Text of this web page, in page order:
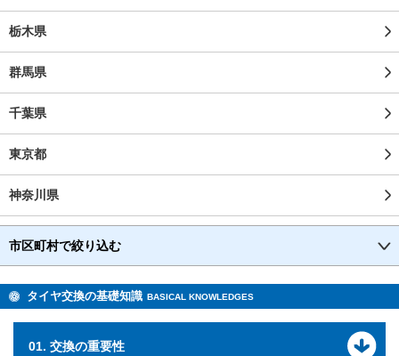
栃木県
群馬県
千葉県
東京都
神奈川県
市区町村で絞り込む
タイヤ交換の基礎知識 BASICAL KNOWLEDGES
01. 交換の重要性